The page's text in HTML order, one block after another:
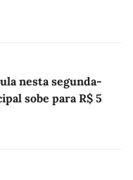
nesta segunda-
sobe para R$ 5